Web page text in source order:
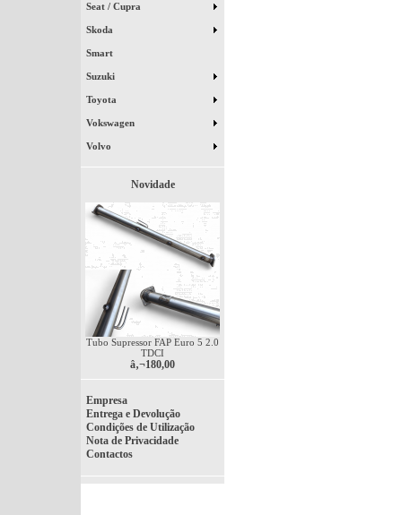
Seat / Cupra
Skoda
Smart
Suzuki
Toyota
Vokswagen
Volvo
Novidade
Tubo Supressor FAP Euro 5 2.0
TDCI
â‚¬180,00
Empresa
Entrega e Devolução
Condições de Utilização
Nota de Privacidade
Contactos